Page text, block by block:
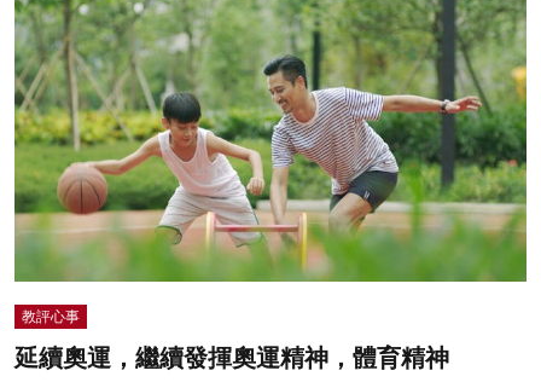
教評心事
延續奧運，繼續發揮奧運精神，體育精神